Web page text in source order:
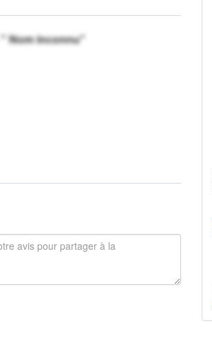
" Nom inconnu"